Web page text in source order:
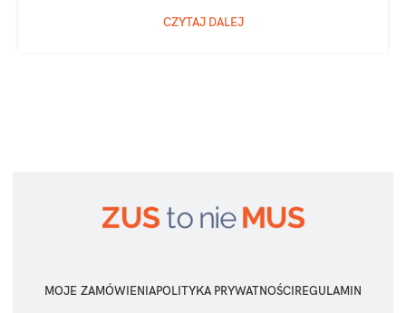
CZYTAJ DALEJ
MOJE ZAMÓWIENIAPOLITYKA PRYWATNOŚCI REGULAMIN